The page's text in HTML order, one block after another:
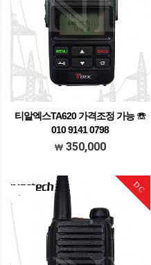
티알엑스TA620 가격조정 가능 ☏
010 9141 0798
가격조정가능 문의주세요
350,000
DC